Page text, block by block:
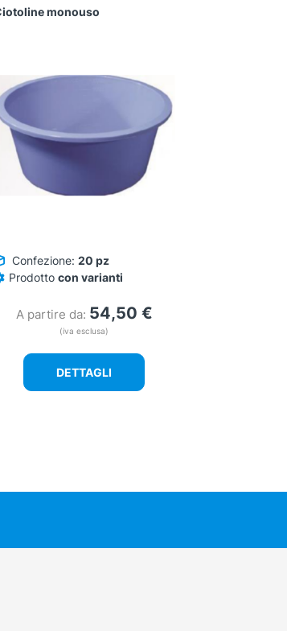
monouso
Confezione: 20 pz
Prodotto con varianti
A partire da: 54,50 €
(iva esclusa)
DETTAGLI